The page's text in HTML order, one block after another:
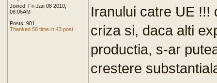
Joined: Fri Jan 08 2010,
08:06AM
Posts: 981
Thanked 56 time in 43 post
Iranului catre UE !!!
criza si, daca alti
productia, s-ar
crestere